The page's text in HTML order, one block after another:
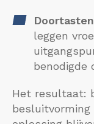
leggen
benodigde
Het resultaat: